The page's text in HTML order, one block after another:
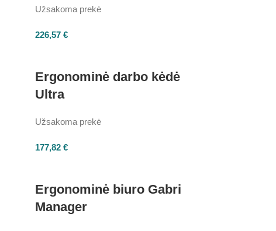
Užsakoma prekė
226,57€
Ergonominė darbo kėdė
Ultra
Užsakoma prekė
177,82€
Ergonominė biuro Gabri
Manager